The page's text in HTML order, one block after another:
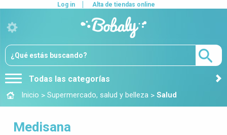
Todas las categorías
Log in Alta de tiendas online
Inicio > Supermercado, salud y belleza > Salud
Medisana